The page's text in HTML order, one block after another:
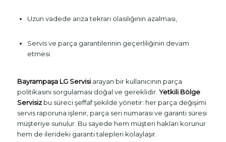
Uzun vadede arıza tekrarı olasılığının azalması,
Servis ve parça garantilerinin geçerliliğinin devam
etmesi.
Bayrampaşa LG Servisiarayan bir kullanıcının parça
politikasını sorgulaması doğal ve gereklidir. Yetkili Bölge
Servisizbu süreci şeffaf şekilde yönetir: her parça değişimi
servis raporuna işlenir, parça seri numarası ve garanti süresi
müşteriye sunulur. Bu sayede hem müşteri hakları korunur
hem de ilerideki garanti talepleri kolaylaşır.